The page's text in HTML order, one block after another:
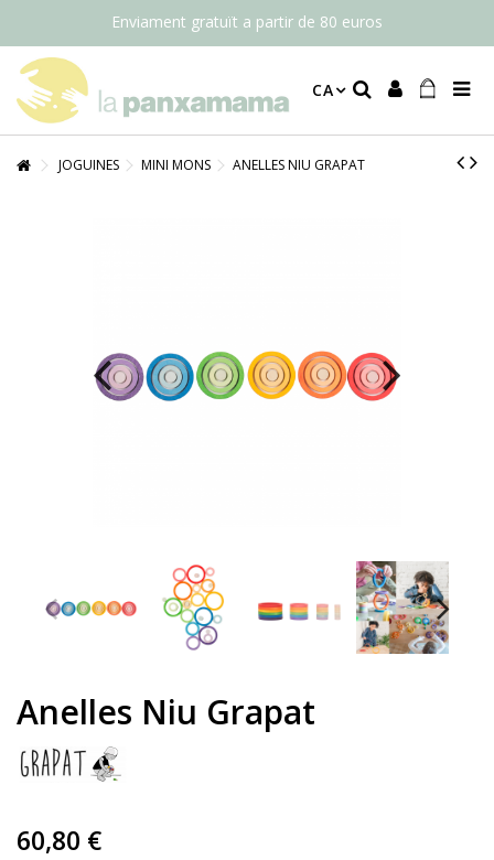
Enviament gratuït a partir de 80 euros
CA
JOGUINES MINI MONS ANELLES NIU GRAPAT
Anelles Niu Grapat
60,80 €